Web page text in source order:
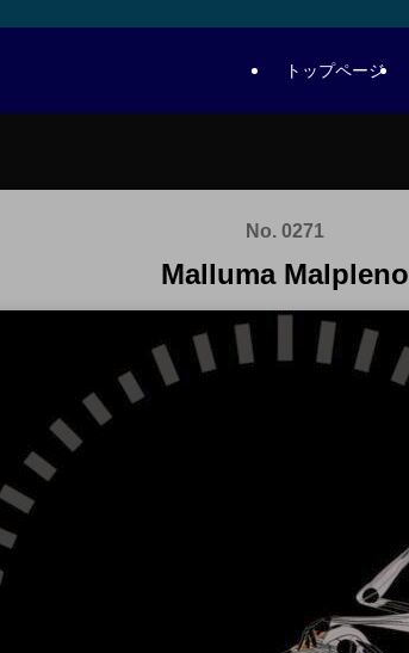
トップページ
No. 0271
Malluma Malpleno